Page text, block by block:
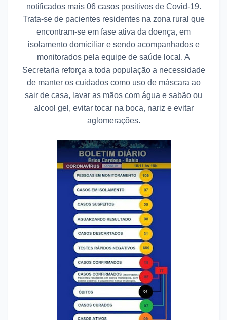
notificados mais 06 casos positivos de Covid-19.
Trata-se de pacientes residentes na zona rural que
encontram-se em fase ativa da doença, em
isolamento domiciliar e sendo acompanhados e
monitorados pela equipe de saúde local. A
Secretaria reforça a toda população a necessidade
de manter os cuidados como uso de máscara ao
sair de casa, lavar as mãos com água e sabão ou
alcool gel, evitar tocar na boca, nariz e evitar
aglomerações.